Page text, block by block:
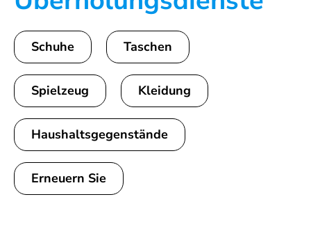
Schuhe Taschen
Spielzeug Kleidung
Haushaltsgegenstände
Erneuern Sie